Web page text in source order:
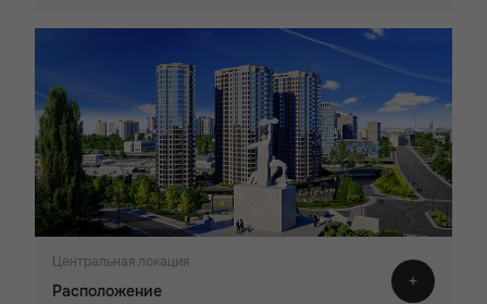
Центральная локация
Расположение